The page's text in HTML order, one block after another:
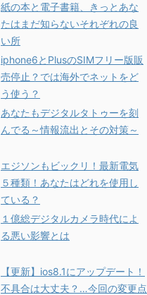
紙の本と電子書籍、きっとあな
たはまだ知らないそれぞれの良
い所
iphone6とPlusのSIMフリー版販
売停止？では海外でネットをど
う使う？
あなたもデジタルタトゥーを刻
んでる～情報流出とその対策～
エジソンもビックリ！最新電気
５種類！あなたはどれを使用し
ている？
１億総デジタルカメラ時代によ
る悪い影響とは
【更新】ios8.1にアップデート！
不具合は大丈夫？…今回の変更点